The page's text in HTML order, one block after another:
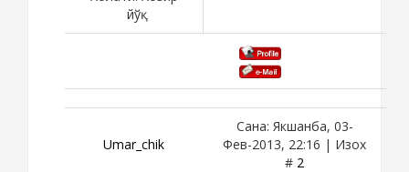
йўқ
Umar_chik
Сана: Якшанба, 03-
Фев-2013, 22:16 | Изох
# 2